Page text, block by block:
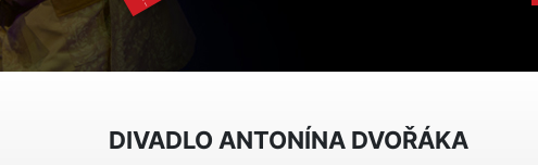
DIVADLO ANTONÍNA DVOŘÁKA